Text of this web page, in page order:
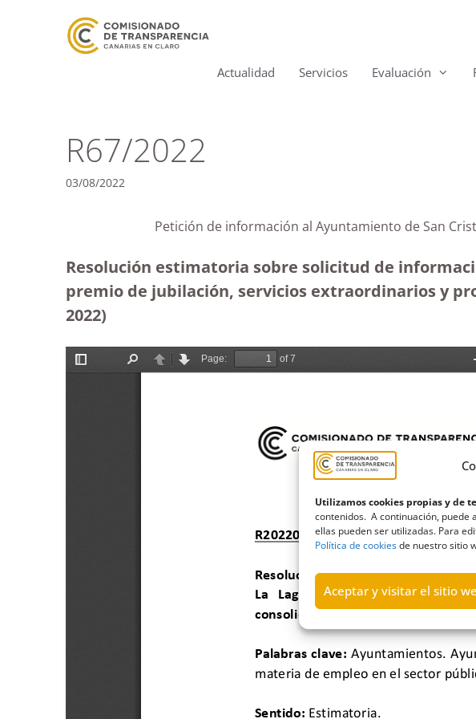
Utilizamos cookies propias y de
contenidos. A continuación, puede
ellas pueden ser utilizadas. Para
Política de cookiesde nuestro sitio
Aceptar y visitar el sitio
Actualidad Servicios Evaluación
R67/2022
03/08/2022
Petición de información al Ayuntamiento de San
Resolución estimatoria sobre solicitud de
premio de jubilación, servicios extraordinarios y
2022)